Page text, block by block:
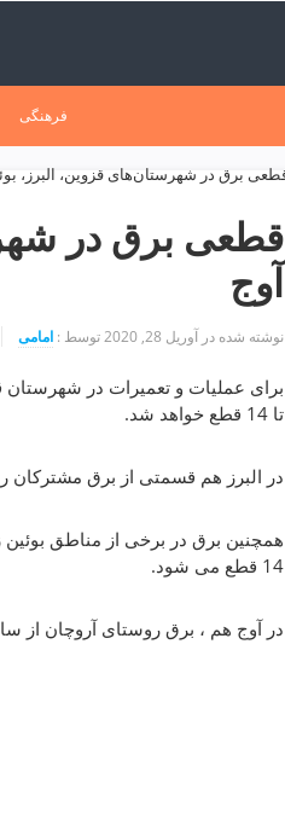
فرهنگی
قطعی برق در
آوج
نوشته شده در آوریل 28, 2020 توسط : امامی
تا 14 قطع خواهد شد.
در البرز هم قسمتی از برق مشترکان روستای نصرت آباد از
14 قطع می شود.
در آوج هم ، برق روستای آروچان از ساعت 10 تا 12 قطع